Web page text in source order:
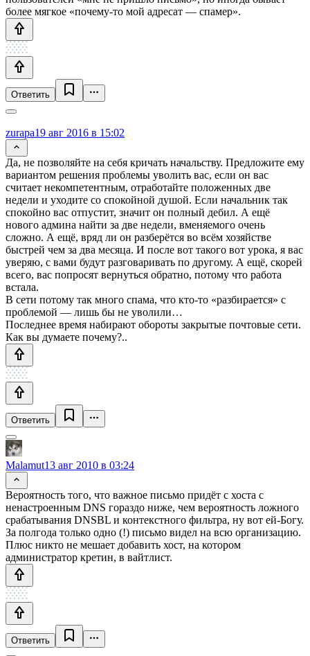
более мягкое «почему-то мой адресат — спамер».
Ответить
zurapa19 авг 2016 в 15:02
Да, не позволяйте на себя кричать начальству. Предложите ему
вариантом решения проблемы уволить вас, если он вас
считает некомпетентным, отработайте положенных две
недели и уходите со спокойной душой. Если начальник так
спокойно вас отпустит, значит он полный дебил. А ещё
нового админа найти за две недели, вменяемого очень
сложно. А ещё, вряд ли он разберётся во всём хозяйстве
быстрей чем за два месяца. И после вот такого вот урока, я вас
уверяю, с вами будут разговаривать по другому. А ещё, скорей
всего, вас попросят вернуться обратно, потому что работа
встала.
В сети потому так много спама, что кто-то «разбирается» с
проблемой — лишь бы не уволили…
Последнее время набирают обороты закрытые почтовые сети.
Как вы думаете почему?..
Ответить
Malamut13 авг 2010 в 03:24
Вероятность того, что важное письмо придёт с хоста с
ненастроенным DNS гораздо ниже, чем вероятность ложного
срабатывания DNSBL и контекстного фильтра, ну вот ей-Богу.
За полгода только одно (!) письмо видел на всю организацию.
Плюс никто не мешает добавить хост, на котором
администратор кретин, в вайтлист.
Ответить